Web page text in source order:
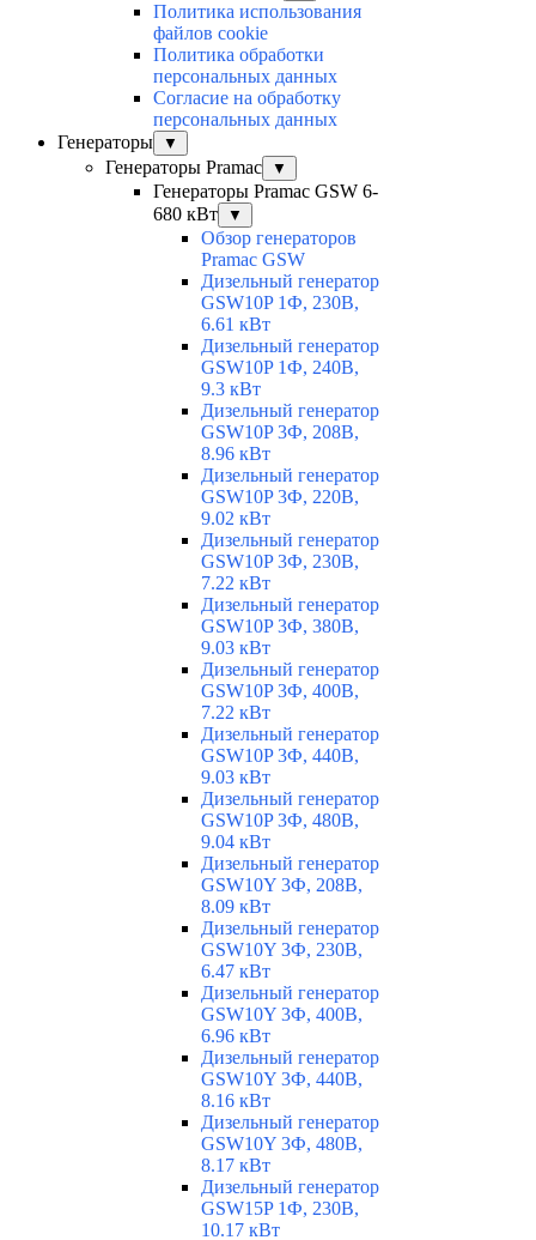
Политика использования
файлов cookie
Политика обработки
персональных данных
Согласие на обработку
персональных данных
Генераторы
▼
Генераторы Pramac ▼
Генераторы Pramac GSW 6-
680 кВт
▼
Обзор генераторов
Pramac GSW
Дизельный генератор
GSW10P 1Ф, 230В,
6.61 кВт
Дизельный генератор
GSW10P 1Ф, 240В,
9.3 кВт
Дизельный генератор
GSW10P 3Ф, 208В,
8.96 кВт
Дизельный генератор
GSW10P 3Ф, 220В,
9.02 кВт
Дизельный генератор
GSW10P 3Ф, 230В,
7.22 кВт
Дизельный генератор
GSW10P 3Ф, 380В,
9.03 кВт
Дизельный генератор
GSW10P 3Ф, 400В,
7.22 кВт
Дизельный генератор
GSW10P 3Ф, 440В,
9.03 кВт
Дизельный генератор
GSW10P 3Ф, 480В,
9.04 кВт
Дизельный генератор
GSW10Y 3Ф, 208В,
8.09 кВт
Дизельный генератор
GSW10Y 3Ф, 230В,
6.47 кВт
Дизельный генератор
GSW10Y 3Ф, 400В,
6.96 кВт
Дизельный генератор
GSW10Y 3Ф, 440В,
8.16 кВт
Дизельный генератор
GSW10Y 3Ф, 480В,
8.17 кВт
Дизельный генератор
GSW15P 1Ф, 230В,
10.17 кВт